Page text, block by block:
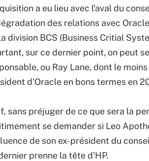
a eu lieu avec l'aval du
des relations avec
division BCS (Business Critial
sur ce dernier point, on peut
ou Ray Lane, dont le
d'Oracle en bons termes en
sans préjuger de ce que sera la
se demander si Leo
de son ex-président du
prenne la tête d'HP.